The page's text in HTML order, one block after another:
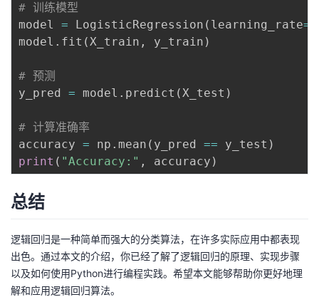
# 训练模型
model = LogisticRegression ( learning_rate=
model . fit (X_train , y_train )
# 预测
y_pred = model . predict (X_test )
# 计算准确率
accuracy = np . mean ( y_pred == y_test )
print ( "Accuracy:" , accuracy )
总结
逻辑回归是一种简单而强大的分类算法，在许多实际应用中都表现
出色。通过本文的介绍，你已经了解了逻辑回归的原理、实现步骤
以及如何使用Python进行编程实践。希望本文能够帮助你更好地理
解和应用逻辑回归算法。